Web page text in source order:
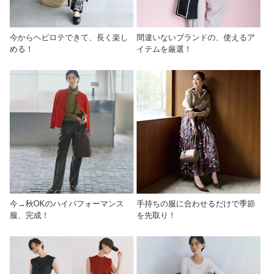
今からヘビロテできて、長く楽し
める！
間違いないブランドの、使えるア
イテムを厳選！
今→秋OKのハイパフォーマンス
服、完成！
手持ちの服に合わせるだけで季節
を先取り！